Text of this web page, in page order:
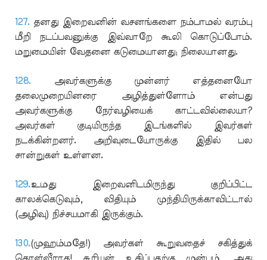
127. தனது இறைவனின் வசனங்களை நம்பாமல் வரம்பு
மீறி நடப்பவனுக்கு இவ்வாறே கூலி கொடுப்போம்.
மறுமையின் வேதனை கடுமையானது; நிலையானது.
128. அவர்களுக்கு முன்னர் எத்தனையோ
தலைமுறையினரை அழித்துள்ளோம் என்பது
அவர்களுக்கு நேர்வழியைக் காட்டவில்லையா?
அவர்கள் குடியிருந்த இடங்களில் இவர்கள்
நடக்கின்றனர். அறிவுடையோருக்கு இதில் பல
சான்றுகள் உள்ளன.
129.உமது இறைவனிடமிருந்து குறிப்பிட்ட
காலக்கெடுவும், விதியும் முந்தியிருக்காவிட்டால்
(அழிவு) நிச்சயமாகி இருக்கும்.
130.(முஹம்மதே!) அவர்கள் கூறுவதைச் சகித்துக்
கொள்வீராக! சூரியன் உதிப்பதற்கு முன்பும், அது